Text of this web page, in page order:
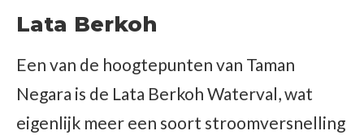
Lata Berkoh
Een van de hoogtepunten van Taman
Negara is de Lata Berkoh Waterval, wat
eigenlijk meer een soort stroomversnelling